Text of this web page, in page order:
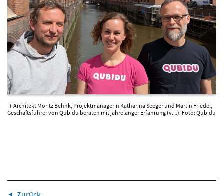
IT-Architekt Moritz Behnk, Projektmanagerin Katharina Seeger und Martin Friedel,
Geschäftsführer von Qubidu beraten mit jahrelanger Erfahrung (v. l.). Foto: Qubidu